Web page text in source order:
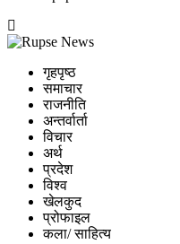
गृहपृष्ठ
समाचार
राजनीति
अन्तर्वार्ता
विचार
अर्थ
प्रदेश
विश्व
खेलकुद
प्रोफाइल
कला/ साहित्य